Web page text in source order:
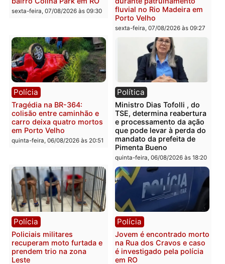
Polícia
Casal é preso pela PRF
com mais de 72 quilos de
mercúrio escondidos em
estepe em Porto Velho
sexta-feira, 07/08/2026 às 09:38
Polícia
Polícia Civil deflagra
operação contra facção
criminosa que atacava
provedores de internet
Rondônia
sexta-feira, 07/08/2026 às
Polícia
Homem é encontrado
morto em residência no
bairro Colina Park em RO
sexta-feira, 07/08/2026 às 09:30
Polícia
Polícia Militar apreende
explosivos e
durante patrulhamento
fluvial no Rio Madeira em
Porto Velho
sexta-feira, 07/08/2026 às